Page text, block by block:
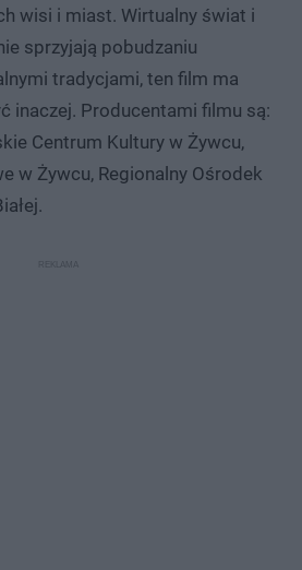
wisi i miast. Wirtualny świat i
sprzyjają pobudzaniu
tradycjami, ten film ma
inaczej. Producentami filmu są:
Centrum Kultury w Żywcu,
w Żywcu, Regionalny Ośrodek